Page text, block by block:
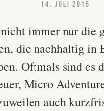
14. JULI 2015
immer nur die
die nachhaltig in
Oftmals sind es
Micro
auch